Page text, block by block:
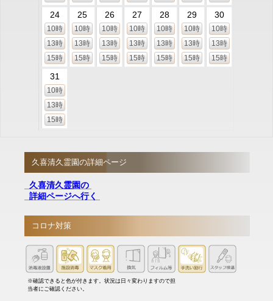
24
10時
13時
15時
25
10時
13時
15時
26
10時
13時
15時
27
10時
13時
15時
28
10時
13時
15時
29
10時
13時
15時
30
10時
13時
15時
31
10時
13時
15時
久喜清久霊園の詳細ページ
久喜清久霊園の
詳細ページへ行く
コロナ対策
※確認できると色が付きます。状況は日々変わりますので担
当者にご確認ください。